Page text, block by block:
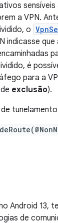
a VPN.
o
indicasse que
é
para a
exclusão).
Android 13,
de